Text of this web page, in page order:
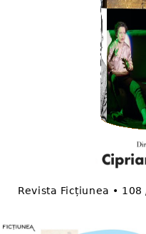
Revista Ficțiunea •